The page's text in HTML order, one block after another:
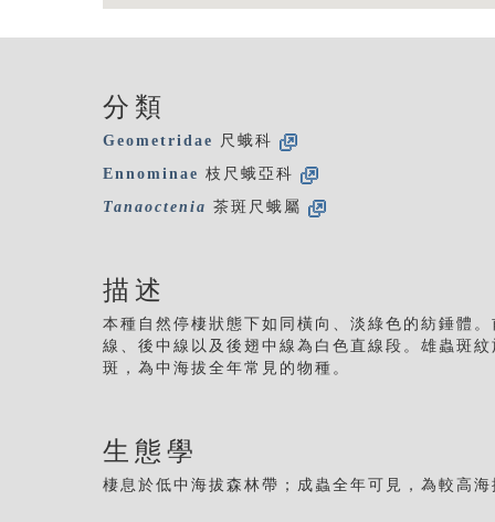
分類
Geometridae
尺蛾科
Ennominae 枝尺蛾亞科
Tanaoctenia 茶斑尺蛾屬
描述
本種自然停棲狀態下如同橫向、淡綠色的紡錘體
線、後中線以及後翅中線為白色直線段。雄蟲斑
斑，為中海拔全年常見的物種。
生態學
棲息於低中海拔森林帶；成蟲全年可見，為較高